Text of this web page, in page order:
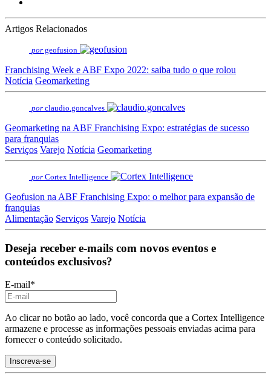
Artigos Relacionados
por geofusion
Franchising Week e ABF Expo 2022: saiba tudo o que rolou
Notícia Geomarketing
por claudio.goncalves
Geomarketing na ABF Franchising Expo: estratégias de sucesso
para franquias
Serviços Varejo Notícia Geomarketing
por Cortex Intelligence
Geofusion na ABF Franchising Expo: o melhor para expansão de
franquias
Alimentação Serviços Varejo Notícia
Deseja receber e-mails com novos eventos e
conteúdos exclusivos?
E-mail*
Ao clicar no botão ao lado, você concorda que a Cortex Intelligence
armazene e processe as informações pessoais enviadas acima para
fornecer o conteúdo solicitado.